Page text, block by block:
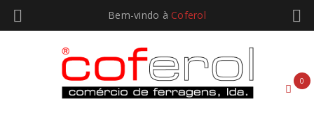
Bem-vindo à Coferol
0